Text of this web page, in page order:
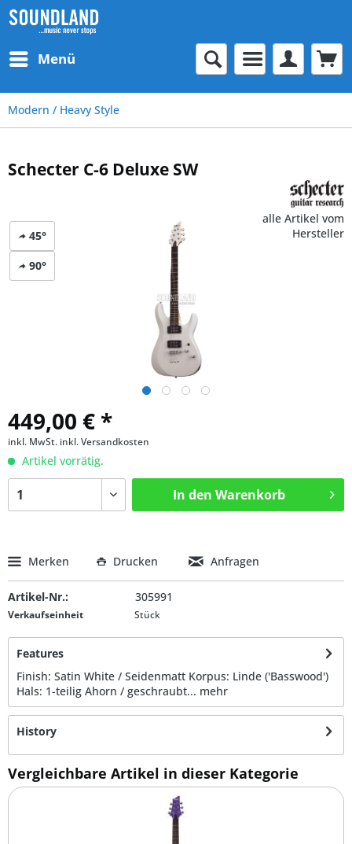
Menü
Modern / Heavy Style
Schecter C-6 Deluxe SW
alle Artikel vom
Hersteller
45°
90°
449,00 € *
inkl. MwSt. inkl. Versandkosten
Artikel vorrätig.
In den Warenkorb
Merken Drucken Anfragen
Artikel-Nr.: 305991
Verkaufseinheit Stück
Features
Finish: Satin White / Seidenmatt Korpus: Linde ('Basswood')
Hals: 1-teilig Ahorn / geschraubt... mehr
History
Vergleichbare Artikel in dieser Kategorie